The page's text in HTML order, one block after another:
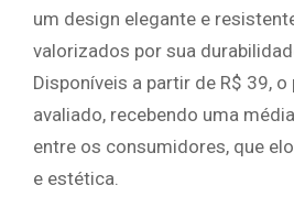
um design elegante e
valorizados por sua
Disponíveis a partir de R$ 39,
avaliado, recebendo uma
entre os consumidores, que
e estética.